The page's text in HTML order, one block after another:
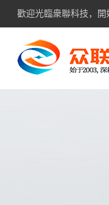
歡迎光臨衆聯科技，